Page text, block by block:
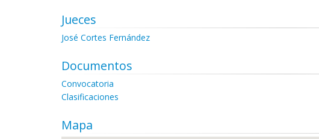
Jueces
José Cortes Fernández
Documentos
Convocatoria
Clasificaciones
Mapa